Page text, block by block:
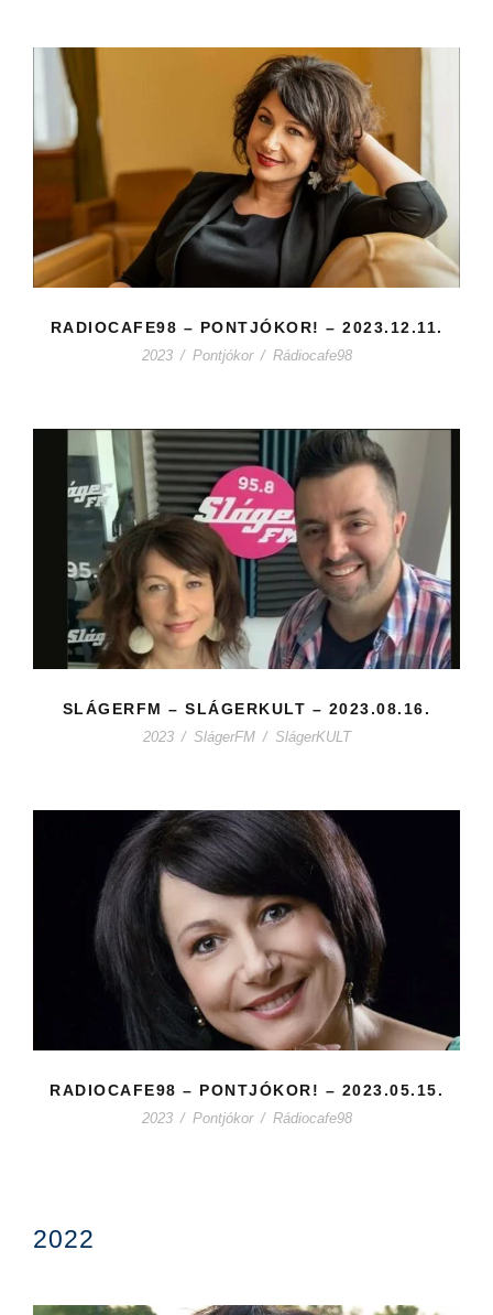
RADIOCAFE98 – PONTJÓKOR! – 2023.12.11.
2023 / Pontjókor / Rádiocafe98
SLÁGERFM – SLÁGERKULT – 2023.08.16.
2023 / SlágerFM / SlágerKULT
RADIOCAFE98 – PONTJÓKOR! – 2023.05.15.
2023 / Pontjókor / Rádiocafe98
2022